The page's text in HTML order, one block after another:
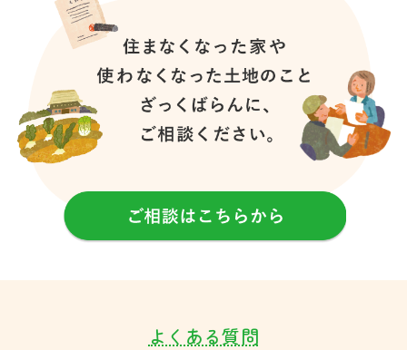
よくある質問